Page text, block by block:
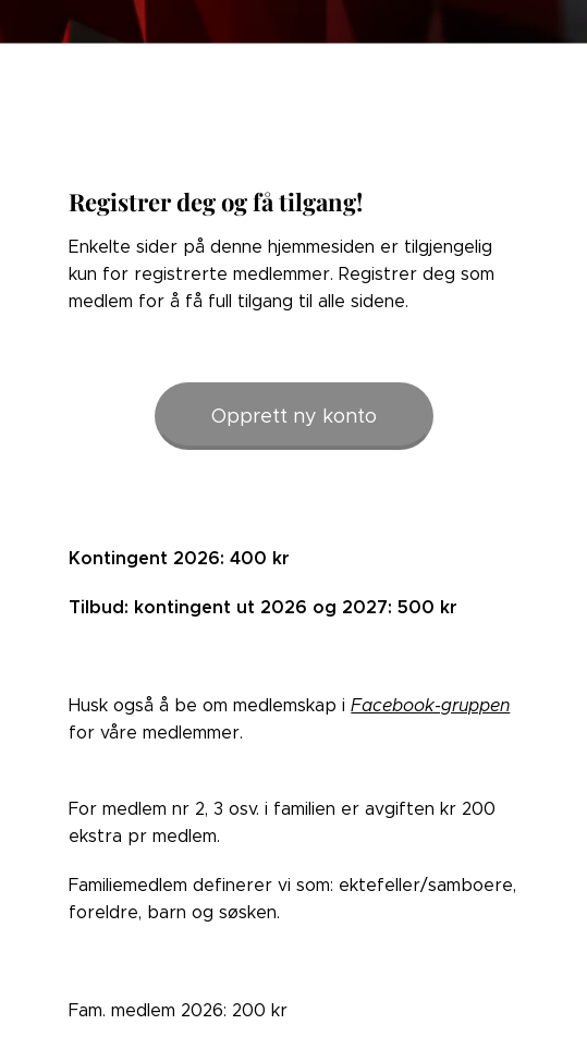
Registrer deg og få tilgang!
Enkelte sider på denne hjemmesiden er tilgjengelig
kun for registrerte medlemmer. Registrer deg som
medlem for å få full tilgang til alle sidene.
Opprett ny konto
Kontingent 2026: 400 kr
Tilbud: kontingent ut 2026 og 2027: 500 kr
Husk også å be om medlemskap iFacebook-gruppen
for våre medlemmer.
For medlem nr 2, 3 osv. i familien er avgiften kr 200
ekstra pr medlem.
Familiemedlem definerer vi som: ektefeller/samboere,
foreldre, barn og søsken.
Fam. medlem 2026: 200 kr